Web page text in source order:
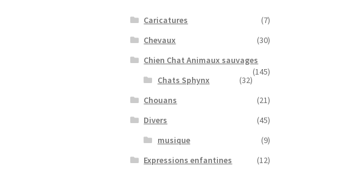
Caricatures
(7)
Chevaux
(30)
Chien Chat Animaux sauvages
(145)
Chats Sphynx
(32)
Chouans
(21)
Divers
(45)
musique
(9)
Expressions enfantines
(12)